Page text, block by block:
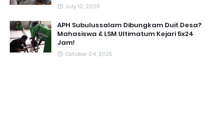
July 10, 2026
APH Subulussalam Dibungkam Duit Desa?
Mahasiswa & LSM Ultimatum Kejari 5x24
Jam!
October 04, 2025